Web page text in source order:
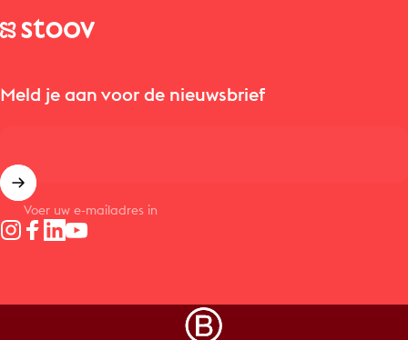
Stoov® | Cordless Heated Cushions & Blankets
Meld je aan voor de nieuwsbrief
Voer uw e-mailadres in